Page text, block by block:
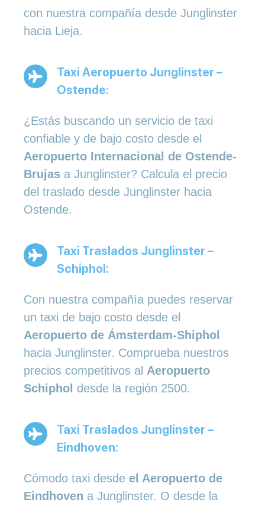
con nuestra compañía desde Junglinster
hacia Lieja.
Taxi Aeropuerto Junglinster –
Ostende:
¿Estás buscando un servicio de taxi
confiable y de bajo costo desde el
Aeropuerto Internacional de Ostende-
Brujas a Junglinster? Calcula el precio
del traslado desde Junglinster hacia
Ostende.
Taxi Traslados Junglinster –
Schiphol:
Con nuestra compañía puedes reservar
un taxi de bajo costo desde el
Aeropuerto de Ámsterdam-Shiphol
hacia Junglinster. Comprueba nuestros
precios competitivos al Aeropuerto
Schiphol desde la región 2500.
Taxi Traslados Junglinster –
Eindhoven:
Cómodo taxi desde el Aeropuerto de
Eindhoven a Junglinster. O desde la